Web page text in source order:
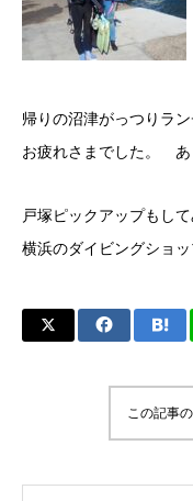
帰りの沼津がっつりラン
お疲れさまでした。 あ
戸塚ピックアップもして
横浜のダイビングショ
この記事